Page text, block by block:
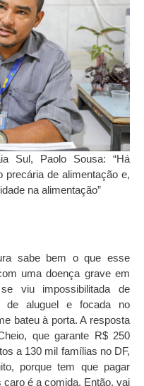
Sul, Paolo Sousa: “Há
de alimentação e,
na alimentação”
sabe bem o que esse
uma doença grave em
viu impossibilitada de
de aluguel e focada no
bateu à porta. A resposta
que garante R$ 250
a 130 mil famílias no DF,
porque tem que pagar
caro é a comida. Então, vai